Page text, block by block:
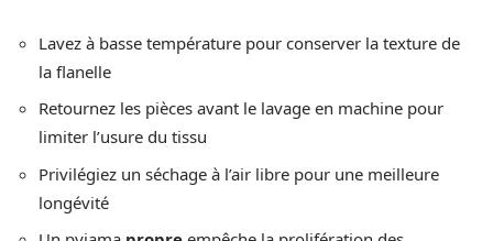
Lavez à basse température pour conserver la texture de
la flanelle
Retournez les pièces avant le lavage en machine pour
limiter l’usure du tissu
Privilégiez un séchage à l’air libre pour une meilleure
longévité